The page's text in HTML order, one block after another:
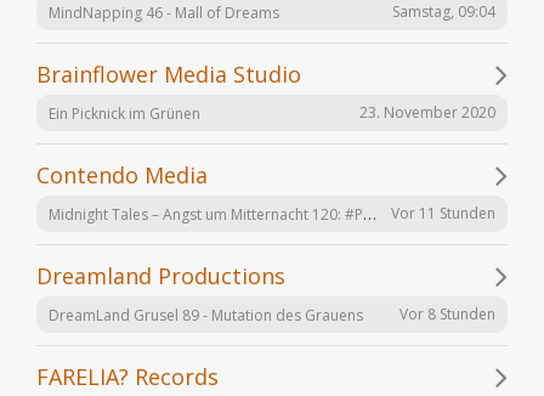
MindNapping 46 - Mall of Dreams Samstag, 09:04
Brainflower Media Studio
Ein Picknick im Grünen 23. November 2020
Contendo Media
Midnight Tales – Angst um Mitternacht 120: #Penizitas ist real! (VÖ 7. August 2026) Vor 11 Stunden
Dreamland Productions
DreamLand Grusel 89 - Mutation des Grauens Vor 8 Stunden
FARELIA? Records